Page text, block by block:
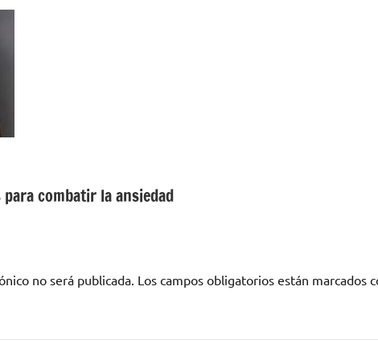
combatir la ansiedad
no será publicada. Los campos obligatorios están marcados